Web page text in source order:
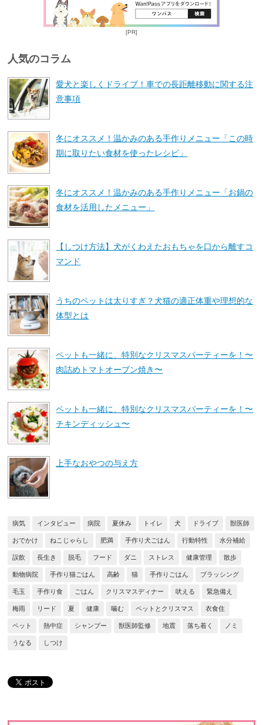
[PR]
人気のコラム
愛犬と楽しくドライブ！車での長距離移動に関する注
意事項
冬にオススメ！温かみのある手作りメニュー「この時
期に取りたい食材を使ったレシピ」
冬にオススメ！温かみのある手作りメニュー「お鍋の
食材を活用したメニュー」
【しつけ方法】犬がくわえたおもちゃを口から離すコ
マンド
うちのペットは太りすぎ？犬猫の適正体重や理想的な
体型とは
ペットも一緒に、特別なクリスマスパーティーを！〜
肉詰めトマトオーブン焼き〜
ペットも一緒に、特別なクリスマスパーティーを！〜
チキンディッシュ〜
上手なおやつの与え方
病気 インタビュー 病院 夏休み トイレ 犬 ドライブ 獣医師
おでかけ ねこじゃらし 肥満 手作り犬ごはん 行動特性 水分補給
誤飲 長生き 脱毛 フード ダニ ストレス 健康管理 散歩
動物病院 手作り猫ごはん 高齢 猫 手作りごはん ブラッシング
毛玉 手作り食 ごはん クリスマスディナー 吠える 緊急備え
梅雨 リード 夏 健康 噛む ペットとクリスマス 衣食住
ペット 熱中症 シャンプー 獣医師監修 地震 落ち着く ノミ
うなる しつけ